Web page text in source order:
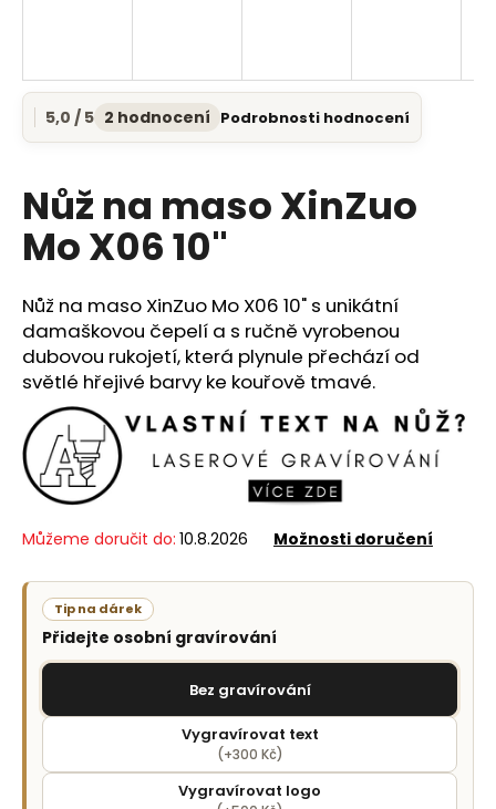
Průměrné
hodnocení
je
5,0
5
5,0 / 5 2 hodnocení Podrobnosti hodnocení
Nůž na maso XinZuo
Mo X06 10"
Nůž na maso XinZuo Mo X06 10" s unikátní
damaškovou čepelí a s ručně vyrobenou
dubovou rukojetí, která plynule přechází od
světlé hřejivé barvy ke kouřově tmavé.
Můžeme doručit do: 10.8.2026 Možnosti doručení
Tip na dárek
Přidejte osobní gravírování
Bez gravírování
Vygravírovat text
(+300 Kč)
Vygravírovat logo
í
?
HLEDAT
D
o
o
r
u
j
m